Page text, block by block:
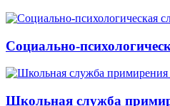
Социально-
Школьная служба